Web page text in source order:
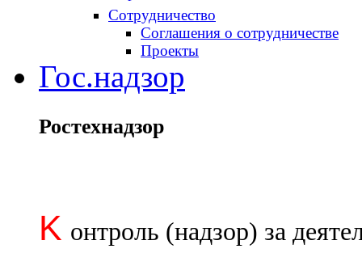
Сотрудничество
Соглашения о сотрудничестве
Проекты
Гос.надзор
Ростехнадзор
K онтроль (надзор) за